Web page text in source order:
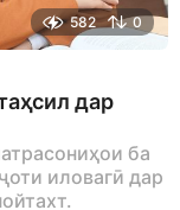
582 0
дар
ба
иловагӣ дар